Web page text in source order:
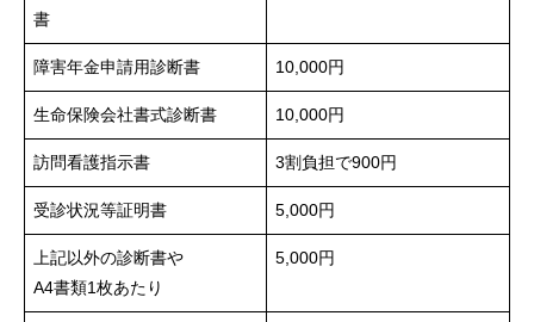
書
障害年金申請用診断書 10,000円
生命保険会社書式診断書 10,000円
訪問看護指示書 3割負担で900円
受診状況等証明書 5,000円
上記以外の診断書や
A4書類1枚あたり
5,000円